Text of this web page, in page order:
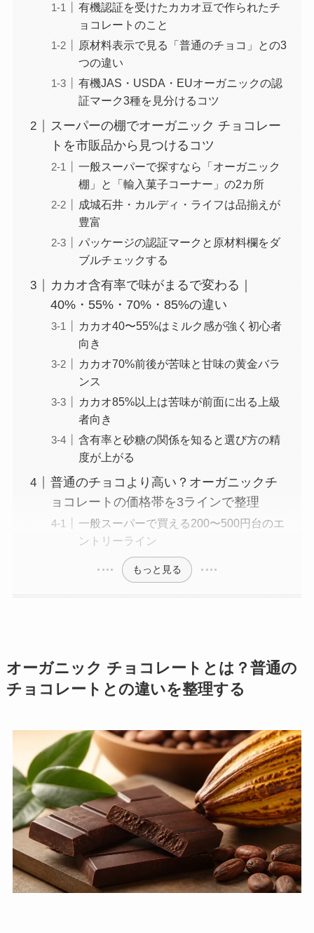
有機認証を受けたカカオ豆で作られたチ
ョコレートのこと
原材料表示で見る「普通のチョコ」との3
つの違い
有機JAS・USDA・EUオーガニックの認
証マーク3種を見分けるコツ
スーパーの棚でオーガニック チョコレー
トを市販品から見つけるコツ
一般スーパーで探すなら「オーガニック
棚」と「輸入菓子コーナー」の2カ所
成城石井・カルディ・ライフは品揃えが
豊富
パッケージの認証マークと原材料欄をダ
ブルチェックする
カカオ含有率で味がまるで変わる｜
40%・55%・70%・85%の違い
カカオ40〜55%はミルク感が強く初心者
向き
カカオ70%前後が苦味と甘味の黄金バラ
ンス
カカオ85%以上は苦味が前面に出る上級
者向き
含有率と砂糖の関係を知ると選び方の精
度が上がる
普通のチョコより高い？オーガニックチ
ョコレートの価格帯を3ラインで整理
一般スーパーで買える200〜500円台のエ
ントリーライン
もっと見る
オーガニック チョコレートとは？普通の
チョコレートとの違いを整理する